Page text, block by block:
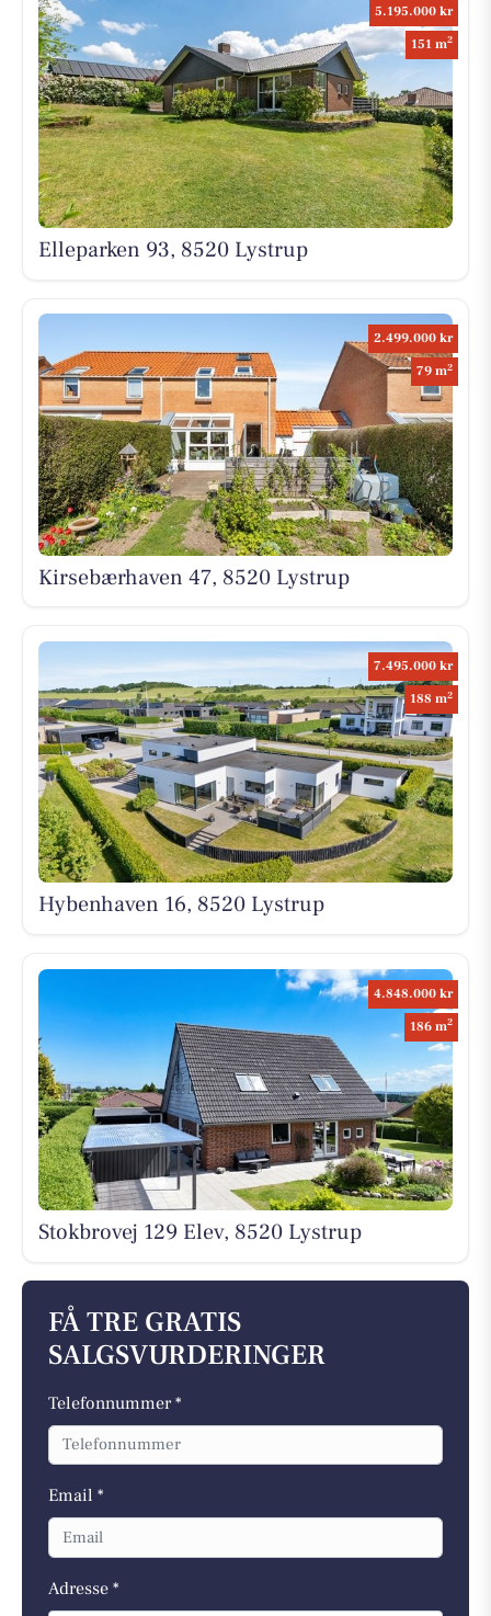
5.195.000 kr
151 m2
Elleparken 93, 8520 Lystrup
2.499.000 kr
79 m2
Kirsebærhaven 47, 8520 Lystrup
7.495.000 kr
188 m2
Hybenhaven 16, 8520 Lystrup
4.848.000 kr
186 m2
Stokbrovej 129 Elev, 8520 Lystrup
FÅ TRE GRATIS
SALGSVURDERINGER
Telefonnummer *
Email *
Adresse *